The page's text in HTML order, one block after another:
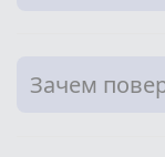
Зачем